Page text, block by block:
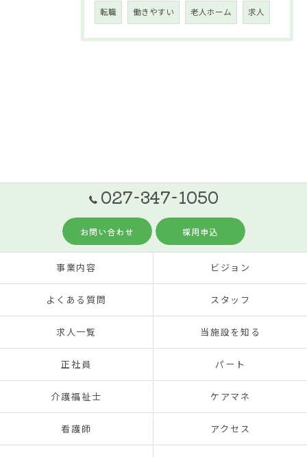
転職 働きやすい 老人ホーム 求人
027-347-1050
お問い合わせ 採用申込
事業内容 ビジョン
よくある質問 スタッフ
求人一覧 当施設を知る
正社員 パート
介護福祉士 ケアマネ
看護師 アクセス